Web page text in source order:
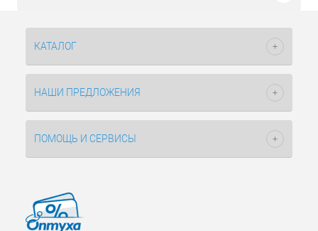
КАТАЛОГ
НАШИ ПРЕДЛОЖЕНИЯ
ПОМОЩЬ И СЕРВИСЫ